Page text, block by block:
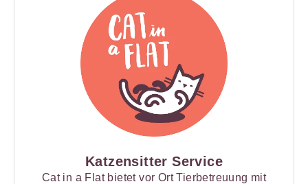
Katzensitter Service
Cat in a Flat bietet vor Ort Tierbetreuung mit